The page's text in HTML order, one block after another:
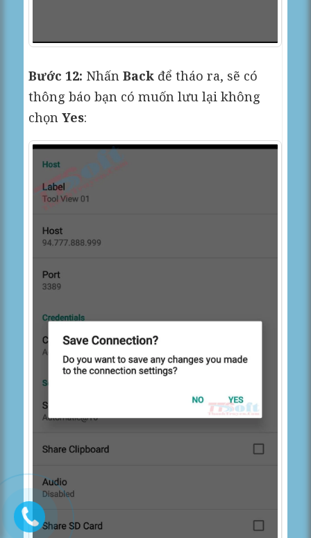
Bước 12: NhấnBack để tháo ra, sẽ có
thông báo bạn có muốn lưu lại không
chọnYes: